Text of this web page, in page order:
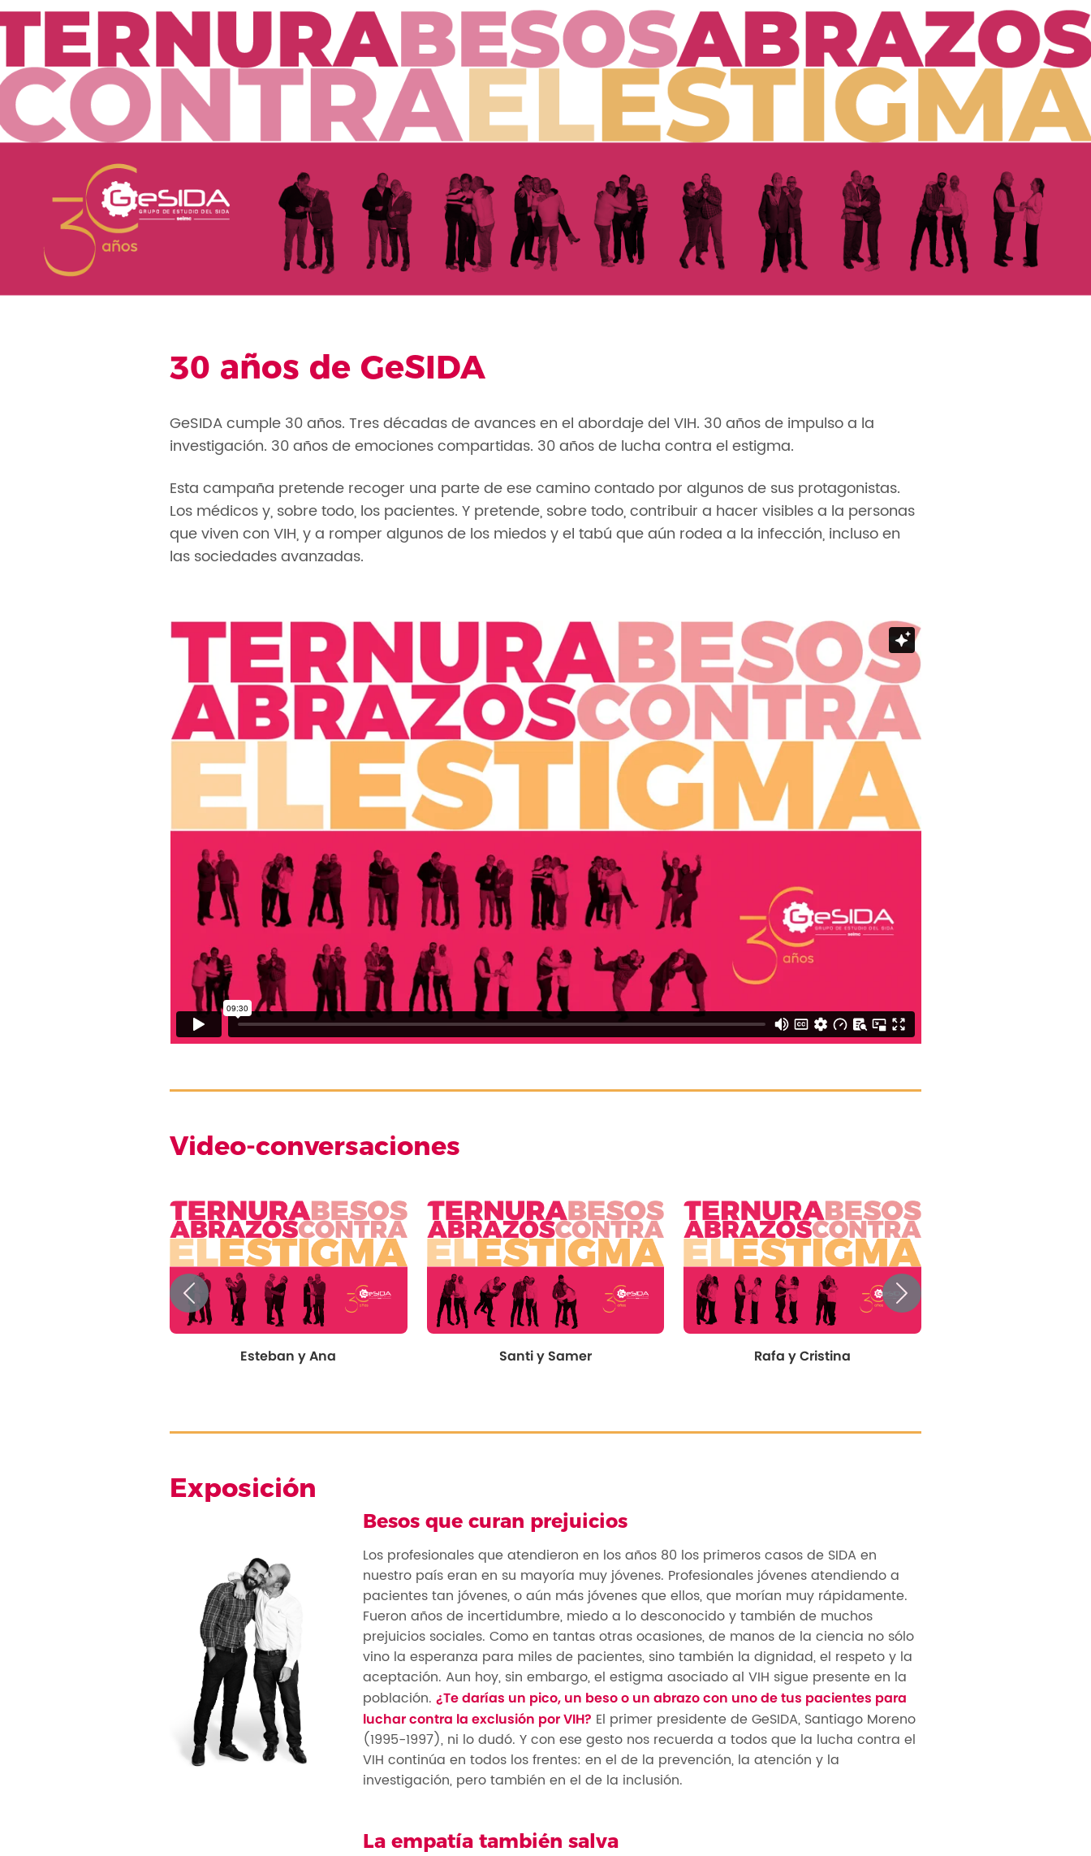
30 años de GeSIDA
GeSIDA cumple 30 años. Tres décadas de avances en el abordaje del VIH. 30 años de impulso a la
investigación. 30 años de emociones compartidas. 30 años de lucha contra el estigma.
Esta campaña pretende recoger una parte de ese camino contado por algunos de sus protagonistas.
Los médicos y, sobre todo, los pacientes. Y pretende, sobre todo, contribuir a hacer visibles a la personas
que viven con VIH, y a romper algunos de los miedos y el tabú que aún rodea a la infección, incluso en
las sociedades avanzadas.
Video-conversaciones
Esteban y Ana Santi y Samer Rafa y Cristina
Previous Next
Exposición
Besos que curan prejuicios
Los profesionales que atendieron en los años 80 los primeros casos de SIDA en
nuestro país eran en su mayoría muy jóvenes. Profesionales jóvenes atendiendo a
pacientes tan jóvenes, o aún más jóvenes que ellos, que morían muy rápidamente.
Fueron años de incertidumbre, miedo a lo desconocido y también de muchos
prejuicios sociales. Como en tantas otras ocasiones, de manos de la ciencia no sólo
vino la esperanza para miles de pacientes, sino también la dignidad, el respeto y la
aceptación. Aun hoy, sin embargo, el estigma asociado al VIH sigue presente en la
población. ¿Te darías un pico, un beso o un abrazo con uno de tus pacientes para
luchar contra la exclusión por VIH? El primer presidente de GeSIDA, Santiago Moreno
(1995-1997), ni lo dudó. Y con ese gesto nos recuerda a todos que la lucha contra el
VIH continúa en todos los frentes: en el de la prevención, la atención y la
investigación, pero también en el de la inclusión.
La empatía también salva